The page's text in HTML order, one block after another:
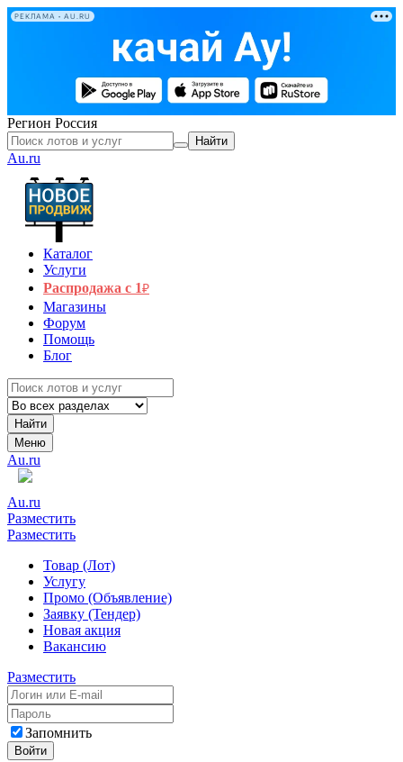
РЕКЛАМА • AU.RU
Регион Россия
Найти
Au.ru
Каталог
Услуги
Распродажа с 1₽
Магазины
Форум
Помощь
Блог
Найти
Меню
Au.ru
Au.ru
Разместить
Разместить
Товар (Лот)
Услугу
Промо (Объявление)
Заявку (Тендер)
Новая акция
Вакансию
Разместить
Запомнить
Войти